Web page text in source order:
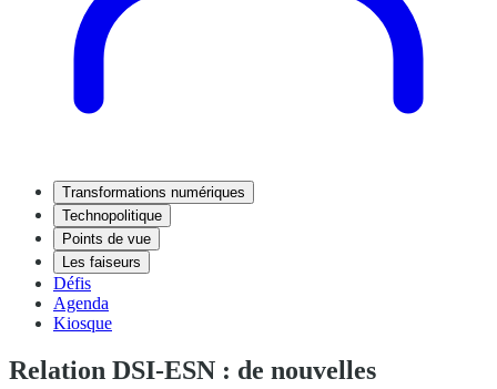
Transformations numériques
Technopolitique
Points de vue
Les faiseurs
Défis
Agenda
Kiosque
Relation DSI-ESN : de nouvelles